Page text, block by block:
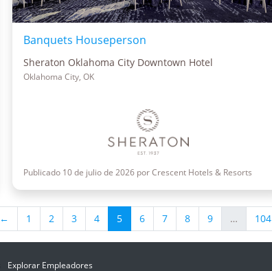
Banquets Houseperson
Sheraton Oklahoma City Downtown Hotel
Oklahoma City, OK
Publicado 10 de julio de 2026 por Crescent Hotels & Resorts
← 1 2 3 4 5 6 7 8 9 … 104
Explorar Empleadores